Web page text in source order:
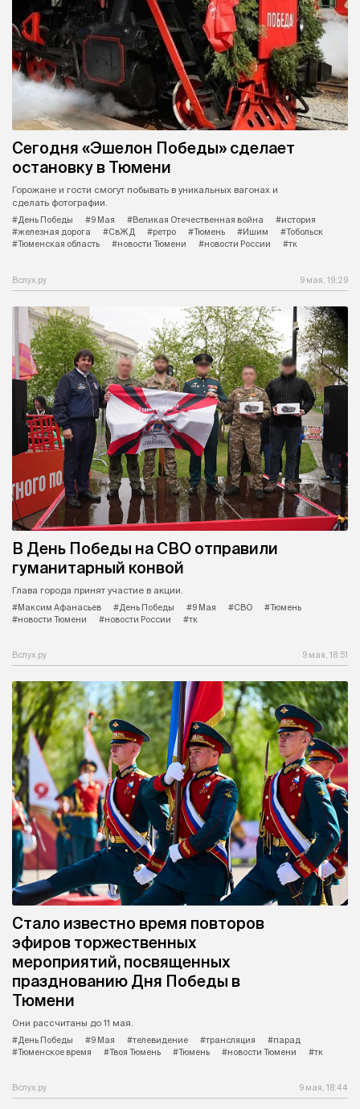
Сегодня «Эшелон Победы» сделает
остановку в Тюмени
Горожане и гости смогут побывать в уникальных вагонах и
сделать фотографии.
#День Победы
#9 Мая #Великая Отечественная война
#история
#железная дорога
#СвЖД #ретро #Тюмень #Ишим
#Тобольск
#Тюменская область
#новости Тюмени #новости России #тк
Вслух.ру 9 мая, 19:29
В День Победы на СВО отправили
гуманитарный конвой
Глава города принят участие в акции.
#Максим Афанасьев
#День Победы #9 Мая #СВО
#Тюмень
#новости Тюмени
#новости России #тк
Вслух.ру 9 мая, 18:51
Стало известно время повторов
эфиров торжественных
мероприятий, посвященных
празднованию Дня Победы в
Тюмени
Они рассчитаны до 11 мая.
#День Победы
#9 Мая #телевидение #трансляция
#парад
#Тюменское время
#Твоя Тюмень #Тюмень #новости Тюмени #тк
Вслух.ру 9 мая, 18:44